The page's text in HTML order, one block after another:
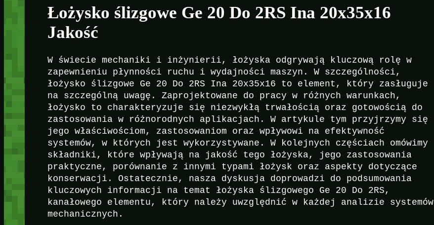
Łożysko ślizgowe Ge 20 Do 2RS Ina 20x35x16
Jakość
W świecie mechaniki i inżynierii, łożyska odgrywają kluczową rolę w
zapewnieniu płynności ruchu i wydajności maszyn. W szczególności,
łożysko ślizgowe Ge 20 Do 2RS Ina 20x35x16 to element, który zasługuje
na szczególną uwagę. Zaprojektowane do pracy w różnych warunkach,
łożysko to charakteryzuje się niezwykłą trwałością oraz gotowością do
zastosowania w różnorodnych aplikacjach. W artykule tym przyjrzymy się
jego właściwościom, zastosowaniom oraz wpływowi na efektywność
systemów, w których jest wykorzystywane. W kolejnych częściach omówimy
składniki, które wpływają na jakość tego łożyska, jego zastosowania
praktyczne, porównanie z innymi typami łożysk oraz aspekty dotyczące
konserwacji. Ostatecznie, nasza dyskusja doprowadzi do podsumowania
kluczowych informacji na temat łożyska ślizgowego Ge 20 Do 2RS,
kanałowego elementu, który należy uwzględnić w każdej analizie systemów
mechanicznych.